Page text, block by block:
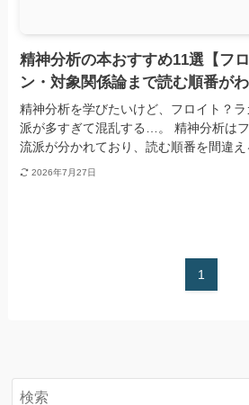
精神分析の本おすすめ11選【フ
ン・対象関係論まで読む順番がわ
精神分析を学びたいけど、フロイト？
派が多すぎて混乱する…。 精神分析は
流派が分かれており、読む順番を間違
2026年7月27日
1